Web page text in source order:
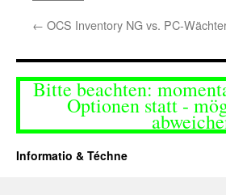
← OCS Inventory NG vs. PC-
Bitte beachten:
Optionen statt -
Informatio & Téchne